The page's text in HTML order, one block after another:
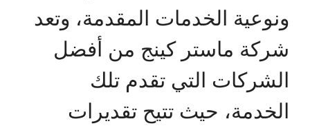
ونوعية الخدمات المقدمة، وتعد
شركة ماستر كينج من أفضل
الشركات التي تقدم تلك
الخدمة، حيث تتيح تقديرات